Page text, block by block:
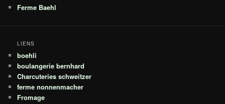
Ferme Baehl
LIENS
boehli
boulangerie bernhard
Charcuteries schweitzer
ferme nonnenmacher
Fromage